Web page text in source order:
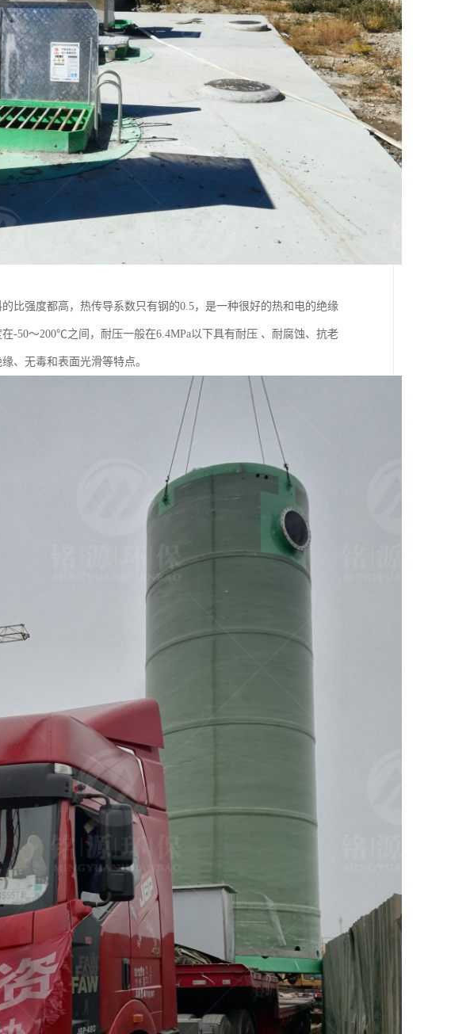
比强度都高，热传导系数只有钢的0.5，是一种很好的热和电的绝缘
-50～200℃之间，耐压一般在6.4MPa以下具有耐压 、耐腐蚀、抗老
、无毒和表面光滑等特点。